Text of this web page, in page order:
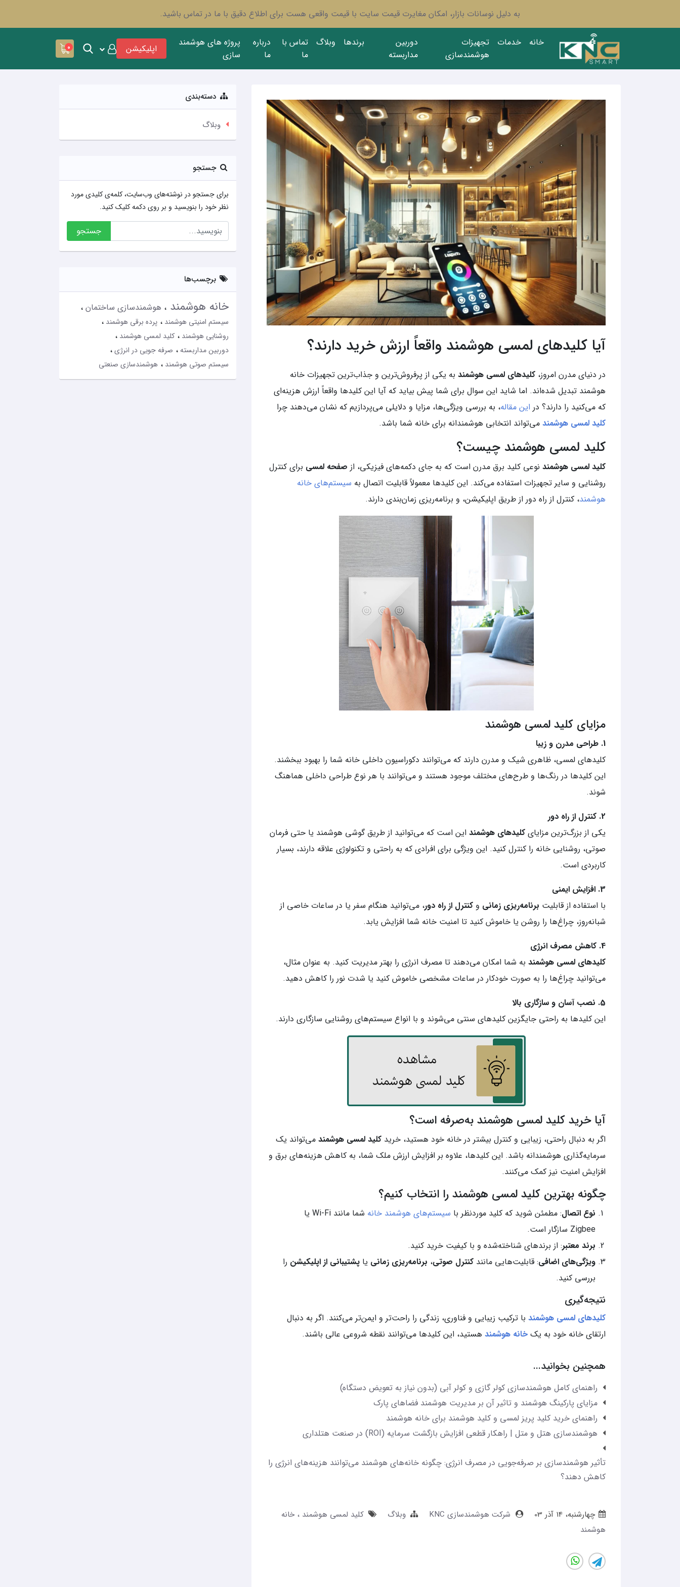
به دلیل نوسانات بازار، امکان مغایرت قیمت سایت با قیمت واقعی هست برای اطلاع دقیق با ما در تماس باشید.
خانه خدمات
تجهیزات
هوشمندسازی
دوربین
مداربسته
برندها وبلاگ
تماس با
ما
درباره
ما
پروژه های هوشمند
سازی
اپلیکیشن 0
آیا کلیدهای لمسی هوشمند واقعاً ارزش خرید دارند؟
در دنیای مدرن امروز، کلیدهای لمسی هوشمند به یکی از پرفروش‌ترین و جذاب‌ترین تجهیزات خانه
هوشمند تبدیل شده‌اند. اما شاید این سوال برای شما پیش بیاید که آیا این کلیدها واقعاً ارزش هزینه‌ای
که می‌کنید را دارند؟ در این مقاله، به بررسی ویژگی‌ها، مزایا و دلایلی می‌پردازیم که نشان می‌دهند چرا
کلید لمسی هوشمند می‌تواند انتخابی هوشمندانه برای خانه شما باشد.
کلید لمسی هوشمند چیست؟
کلید لمسی هوشمند نوعی کلید برق مدرن است که به جای دکمه‌های فیزیکی، از صفحه لمسی برای کنترل
روشنایی و سایر تجهیزات استفاده می‌کند. این کلیدها معمولاً قابلیت اتصال به سیستم‌های خانه
هوشمند، کنترل از راه دور از طریق اپلیکیشن، و برنامه‌ریزی زمان‌بندی دارند.
مزایای کلید لمسی هوشمند
1. طراحی مدرن و زیبا
کلیدهای لمسی، ظاهری شیک و مدرن دارند که می‌توانند دکوراسیون داخلی خانه شما را بهبود ببخشند.
این کلیدها در رنگ‌ها و طرح‌های مختلف موجود هستند و می‌توانند با هر نوع طراحی داخلی هماهنگ
شوند.
2. کنترل از راه دور
یکی از بزرگ‌ترین مزایای کلیدهای هوشمند این است که می‌توانید از طریق گوشی هوشمند یا حتی فرمان
صوتی، روشنایی خانه را کنترل کنید. این ویژگی برای افرادی که به راحتی و تکنولوژی علاقه دارند، بسیار
کاربردی است.
3. افزایش ایمنی
با استفاده از قابلیت برنامه‌ریزی زمانی و کنترل از راه دور، می‌توانید هنگام سفر یا در ساعات خاصی از
شبانه‌روز، چراغ‌ها را روشن یا خاموش کنید تا امنیت خانه شما افزایش یابد.
4. کاهش مصرف انرژی
کلیدهای لمسی هوشمند به شما امکان می‌دهند تا مصرف انرژی را بهتر مدیریت کنید. به عنوان مثال،
می‌توانید چراغ‌ها را به صورت خودکار در ساعات مشخصی خاموش کنید یا شدت نور را کاهش دهید.
5. نصب آسان و سازگاری بالا
این کلیدها به راحتی جایگزین کلیدهای سنتی می‌شوند و با انواع سیستم‌های روشنایی سازگاری دارند.
آیا خرید کلید لمسی هوشمند به‌صرفه است؟
اگر به دنبال راحتی، زیبایی و کنترل بیشتر در خانه خود هستید، خرید کلید لمسی هوشمند می‌تواند یک
سرمایه‌گذاری هوشمندانه باشد. این کلیدها، علاوه بر افزایش ارزش ملک شما، به کاهش هزینه‌های برق و
افزایش امنیت نیز کمک می‌کنند.
چگونه بهترین کلید لمسی هوشمند را انتخاب کنیم؟
نوع اتصال: مطمئن شوید که کلید موردنظر با سیستم‌های هوشمند خانه
شما مانند Wi-Fi یا
Zigbee سازگار است.
برند معتبر: از برندهای شناخته‌شده و با کیفیت خرید کنید.
ویژگی‌های اضافی: قابلیت‌هایی مانند کنترل صوتی، برنامه‌ریزی زمانی یا پشتیبانی از اپلیکیشن را
بررسی کنید.
نتیجه‌گیری
کلیدهای لمسی هوشمند با ترکیب زیبایی و فناوری، زندگی را راحت‌تر و ایمن‌تر می‌کنند. اگر به دنبال
ارتقای خانه خود به یک خانه هوشمند هستید، این کلیدها می‌توانند نقطه شروعی عالی باشند.
همچنین بخوانید...
راهنمای کامل هوشمندسازی کولر گازی و کولر آبی (بدون نیاز به تعویض دستگاه)
مزایای پارکینگ هوشمند و تاثیر آن بر مدیریت هوشمند فضاهای پارک
راهنمای خرید کلید پریز لمسی و کلید هوشمند برای خانه‌ هوشمند
هوشمندسازی هتل و متل | راهکار قطعی افزایش بازگشت سرمایه (ROI) در صنعت هتلداری
تأثیر هوشمندسازی بر صرفه‌جویی در مصرف انرژی: چگونه خانه‌های هوشمند می‌توانند هزینه‌های انرژی را
کاهش دهند؟
چهارشنبه، 14 آذر 03 شرکت هوشمندسازی KNC وبلاگ کلید لمسی هوشمند
خانه
هوشمند
دسته‌بندی
وبلاگ
جستجو
برای جستجو در نوشته‌های وب‌سایت، کلمه‌ی کلیدی مورد
نظر خود را بنویسید و بر روی دکمه کلیک کنید.
جستجو
برچسب‌ها
خانه هوشمند هوشمندسازی ساختمان
سیستم امنیتی هوشمند
پرده برقی هوشمند
روشنایی هوشمند
کلید لمسی هوشمند
دوربین مداربسته
صرفه جویی در انرژی
سیستم صوتی هوشمند
هوشمندسازی صنعتی